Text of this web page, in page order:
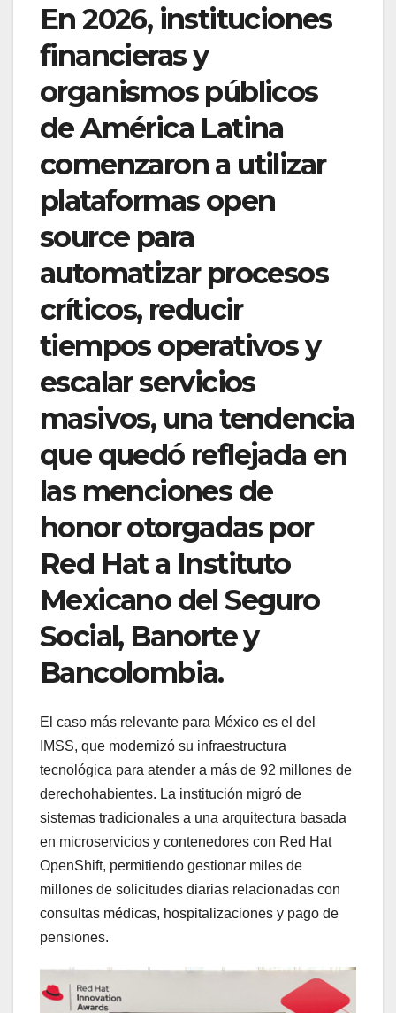
En 2026, instituciones
financieras y
organismos públicos
de América Latina
comenzaron a utilizar
plataformas open
source para
automatizar procesos
críticos, reducir
tiempos operativos y
escalar servicios
masivos, una tendencia
que quedó reflejada en
las menciones de
honor otorgadas por
Red Hat a Instituto
Mexicano del Seguro
Social, Banorte y
Bancolombia.
El caso más relevante para México es el del
IMSS, que modernizó su infraestructura
tecnológica para atender a más de 92 millones de
derechohabientes. La institución migró de
sistemas tradicionales a una arquitectura basada
en microservicios y contenedores con Red Hat
OpenShift, permitiendo gestionar miles de
millones de solicitudes diarias relacionadas con
consultas médicas, hospitalizaciones y pago de
pensiones.